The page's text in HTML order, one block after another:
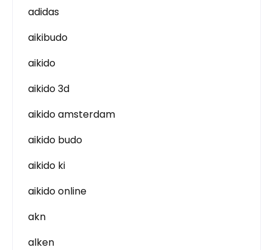
adidas
aikibudo
aikido
aikido 3d
aikido amsterdam
aikido budo
aikido ki
aikido online
akn
alken